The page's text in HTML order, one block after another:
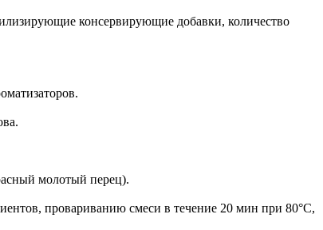
консервирующие добавки, количество
молотый перец).
провариванию смеси в течение 20 мин при 80°С,